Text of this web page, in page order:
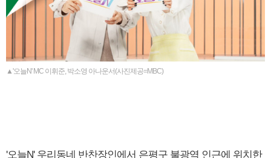
▲'오늘N' MC 이휘준, 박소영 아나운서(사진제공=MBC)
'오늘N' 우리동네 반찬장인에서 은평구 불광역 인근에 위치한